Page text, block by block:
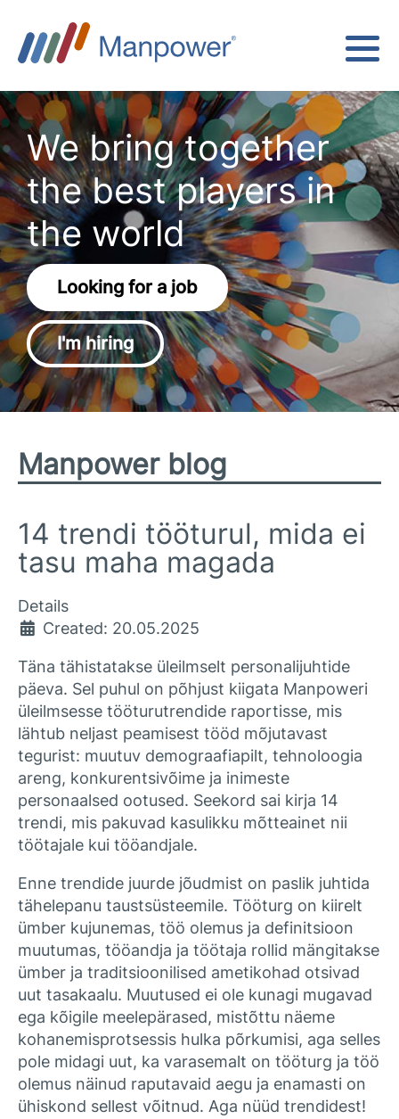
We bring together
the best players in
the world
Looking for a job
I'm hiring
Manpower blog
14 trendi tööturul, mida ei
tasu maha magada
Details
Created: 20.05.2025
Täna tähistatakse üleilmselt personalijuhtide
päeva. Sel puhul on põhjust kiigata Manpoweri
üleilmsesse tööturutrendide raportisse, mis
lähtub neljast peamisest tööd mõjutavast
tegurist: muutuv demograafiapilt, tehnoloogia
areng, konkurentsivõime ja inimeste
personaalsed ootused. Seekord sai kirja 14
trendi, mis pakuvad kasulikku mõtteainet nii
töötajale kui tööandjale.
Enne trendide juurde jõudmist on paslik juhtida
tähelepanu taustsüsteemile. Tööturg on kiirelt
ümber kujunemas, töö olemus ja definitsioon
muutumas, tööandja ja töötaja rollid mängitakse
ümber ja traditsioonilised ametikohad otsivad
uut tasakaalu. Muutused ei ole kunagi mugavad
ega kõigile meelepärased, mistõttu näeme
kohanemisprotsessis hulka põrkumisi, aga selles
pole midagi uut, ka varasemalt on tööturg ja töö
olemus näinud raputavaid aegu ja enamasti on
ühiskond sellest võitnud. Aga nüüd trendidest!